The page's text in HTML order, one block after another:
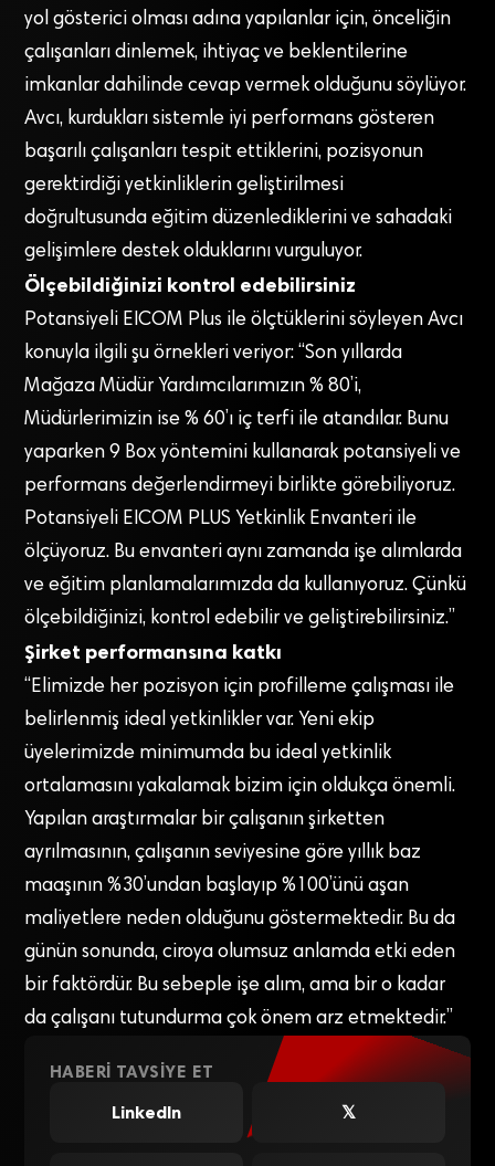
yol gösterici olması adına yapılanlar için, önceliğin
çalışanları dinlemek, ihtiyaç ve beklentilerine
imkanlar dahilinde cevap vermek olduğunu söylüyor.
Avcı, kurdukları sistemle iyi performans gösteren
başarılı çalışanları tespit ettiklerini, pozisyonun
gerektirdiği yetkinliklerin geliştirilmesi
doğrultusunda eğitim düzenlediklerini ve sahadaki
gelişimlere destek olduklarını vurguluyor.
Ölçebildiğinizi kontrol edebilirsiniz
Potansiyeli EICOM Plus ile ölçtüklerini söyleyen Avcı
konuyla ilgili şu örnekleri veriyor: “Son yıllarda
Mağaza Müdür Yardımcılarımızın % 80’i,
Müdürlerimizin ise % 60’ı iç terfi ile atandılar. Bunu
yaparken 9 Box yöntemini kullanarak potansiyeli ve
performans değerlendirmeyi birlikte görebiliyoruz.
Potansiyeli EICOM PLUS Yetkinlik Envanteri ile
ölçüyoruz. Bu envanteri aynı zamanda işe alımlarda
ve eğitim planlamalarımızda da kullanıyoruz. Çünkü
ölçebildiğinizi, kontrol edebilir ve geliştirebilirsiniz.”
Şirket performansına katkı
“Elimizde her pozisyon için profilleme çalışması ile
belirlenmiş ideal yetkinlikler var. Yeni ekip
üyelerimizde minimumda bu ideal yetkinlik
ortalamasını yakalamak bizim için oldukça önemli.
Yapılan araştırmalar bir çalışanın şirketten
ayrılmasının, çalışanın seviyesine göre yıllık baz
maaşının %30’undan başlayıp %100’ünü aşan
maliyetlere neden olduğunu göstermektedir. Bu da
günün sonunda, ciroya olumsuz anlamda etki eden
bir faktördür. Bu sebeple işe alım, ama bir o kadar
da çalışanı tutundurma çok önem arz etmektedir.”
HABERI TAVSIYE ET
LinkedIn
𝕏